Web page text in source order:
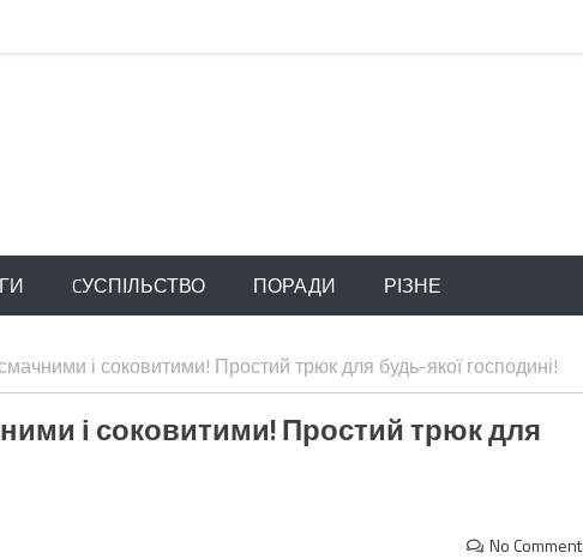
CУСПІЛЬСТВО ПОРАДИ РІЗНЕ
і соковитими! Простий трюк для будь-якої господині!
і соковитими! Простий трюк для
No